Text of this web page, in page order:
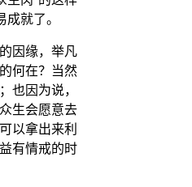
就了。
因缘，举凡
何在？当然
也因为说，
生会愿意去
以拿出来利
有情戒的时